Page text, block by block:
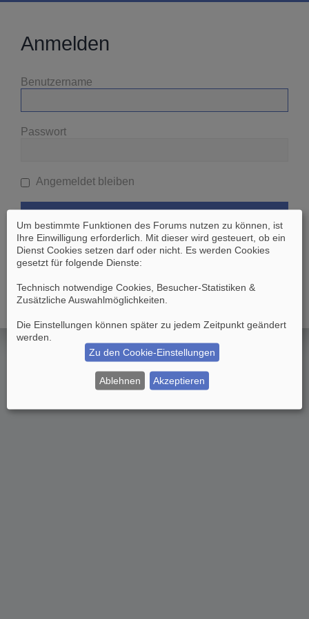
Anmelden
Benutzername
Passwort
Angemeldet bleiben
Ich habe mein Passwort vergessen
Zurück zur vorherigen Seite
Um bestimmte Funktionen des Forums nutzen zu können, ist
Ihre Einwilligung erforderlich. Mit dieser wird gesteuert, ob ein
Dienst Cookies setzen darf oder nicht. Es werden Cookies
gesetzt für folgende Dienste:
Technisch notwendige Cookies, Besucher-Statistiken &
Zusätzliche Auswahlmöglichkeiten
Die Einstellungen können später zu jedem Zeitpunkt geändert
werden.
Zu den Cookie-Einstellungen
Ablehnen Akzeptieren